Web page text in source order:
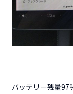
バッテリー残量97